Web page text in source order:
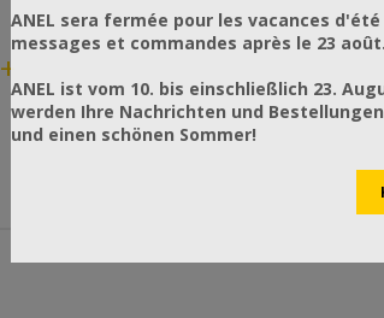
+
ANEL sera fermée pour les vacances
messages et commandes après le 23
ANEL ist vom 10. bis einschließlich 23.
werden Ihre Nachrichten und
und einen schönen Sommer!